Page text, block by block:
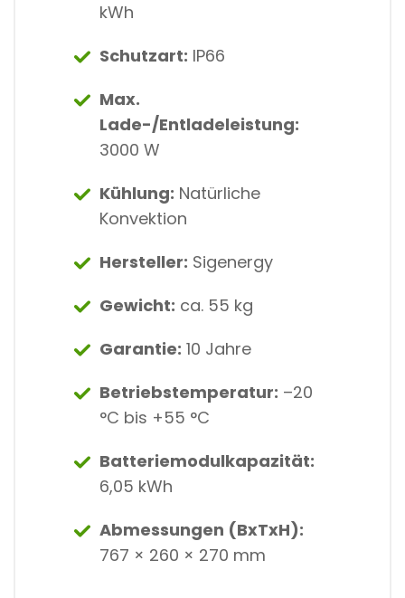
kWh
Schutzart: IP66
Max.
Lade-/Entladeleistung:
3000 W
Kühlung: Natürliche
Konvektion
Hersteller: Sigenergy
Gewicht: ca. 55 kg
Garantie: 10 Jahre
Betriebstemperatur: –20
°C bis +55 °C
Batteriemodulkapazität:
6,05 kWh
Abmessungen (BxTxH):
767 × 260 × 270 mm